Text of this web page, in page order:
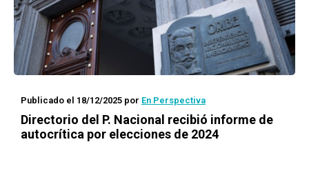
Publicado el 18/12/2025 por En Perspectiva
Directorio del P. Nacional recibió informe de
autocrítica por elecciones de 2024